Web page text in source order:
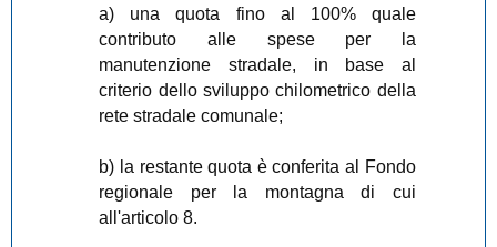
a) una quota fino al 100% quale
contributo alle spese per la
manutenzione stradale, in base al
criterio dello sviluppo chilometrico della
rete stradale comunale;
b) la restante quota è conferita al Fondo
regionale per la montagna di cui
all'articolo 8.